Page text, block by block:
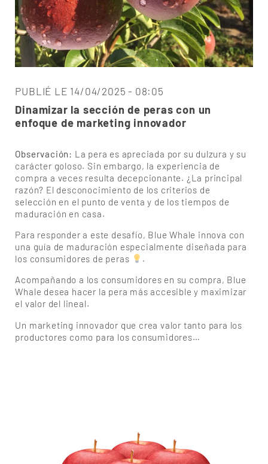
PUBLIÉ LE 14/04/2025 - 08:05
Dinamizar la sección de peras con un
enfoque de marketing innovador
Observación: La pera es apreciada por su dulzura y su
carácter goloso. Sin embargo, la experiencia de
compra a veces resulta decepcionante. ¿La principal
razón? El desconocimiento de los criterios de
selección en el punto de venta y de los tiempos de
maduración en casa.
Para responder a este desafío, Blue Whale innova con
una guía de maduración especialmente diseñada para
los consumidores de peras
.
Acompañando a los consumidores en su compra, Blue
Whale desea hacer la pera más accesible y maximizar
el valor del lineal.
Un marketing innovador que crea valor tanto para los
productores como para los consumidores…